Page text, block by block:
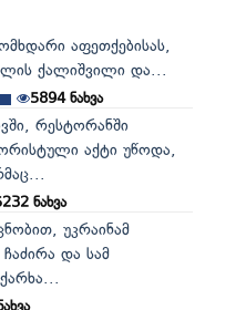
აფეთქებისას,
ქალიშვილი და...
5894ნახვა
რესტორანში
აქტი უწოდა,
ნახვა
უკრაინამ
და სამ